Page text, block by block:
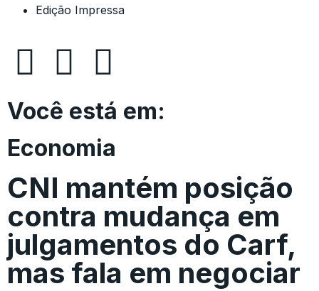
Edição Impressa
Você está em:
Economia
CNI mantém posição
contra mudança em
julgamentos do Carf,
mas fala em negociar